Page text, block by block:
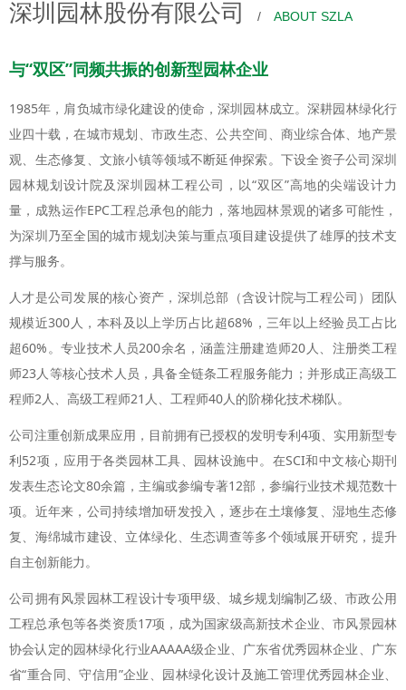
深圳园林股份有限公司 / ABOUT SZLA
与“双区”同频共振的创新型园林企业
1985年，肩负城市绿化建设的使命，深圳园林成立。深耕园林绿化行
业四十载，在城市规划、市政生态、公共空间、商业综合体、地产景
观、生态修复、文旅小镇等领域不断延伸探索。下设全资子公司深圳
园林规划设计院及深圳园林工程公司，以“双区”高地的尖端设计力
量，成熟运作EPC工程总承包的能力，落地园林景观的诸多可能性，
为深圳乃至全国的城市规划决策与重点项目建设提供了雄厚的技术支
撑与服务。
人才是公司发展的核心资产，深圳总部（含设计院与工程公司）团队
规模近300人，本科及以上学历占比超68%，三年以上经验员工占比
超60%。专业技术人员200余名，涵盖注册建造师20人、注册类工程
师23人等核心技术人员，具备全链条工程服务能力；并形成正高级工
程师2人、高级工程师21人、工程师40人的阶梯化技术梯队。
公司注重创新成果应用，目前拥有已授权的发明专利4项、实用新型专
利52项，应用于各类园林工具、园林设施中。在SCI和中文核心期刊
发表生态论文80余篇，主编或参编专著12部，参编行业技术规范数十
项。近年来，公司持续增加研发投入，逐步在土壤修复、湿地生态修
复、海绵城市建设、立体绿化、生态调查等多个领域展开研究，提升
自主创新能力。
公司拥有风景园林工程设计专项甲级、城乡规划编制乙级、市政公用
工程总承包等各类资质17项，成为国家级高新技术企业、市风景园林
协会认定的园林绿化行业AAAAA级企业、广东省优秀园林企业、广东
省“重合同、守信用”企业、园林绿化设计及施工管理优秀园林企业、